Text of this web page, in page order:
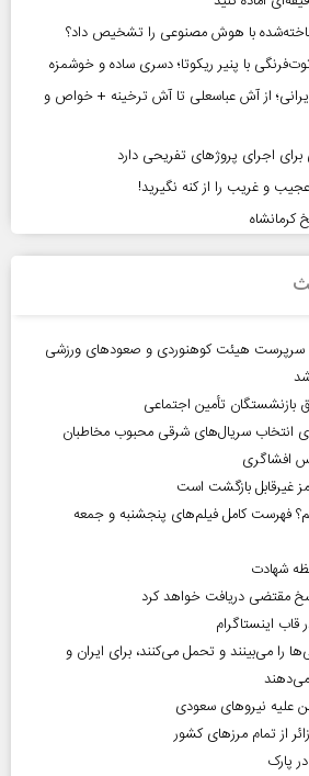
با هوش مصنوعی را تشخیص داد؟
با پنیر ریکوتا؛ دسری ساده و خوشمزه
از آش عباسعلی تا آش ترخینه + خواص و
برای اجرای پروژهای تفریحی دارد
و غریب را از کنه نگیرید!
کرمانشاه
سرپرست هیئت کوهنوردی و صعودهای ورزشی
بازنشستگان تأمین اجتماعی
انتخاب سریال‌های شرقی محبوب مخاطبان
افشاگری
غیرقابل بازگشت است
فهرست کامل فیلم‌های پنجشنبه و جمعه
شهادت
مقتضی دریافت خواهد کرد
اینستاگرام
را می‌بینند و تحمل می‌کنند، برای ایران و
می‌دهند
علیه نیروهای سعودی